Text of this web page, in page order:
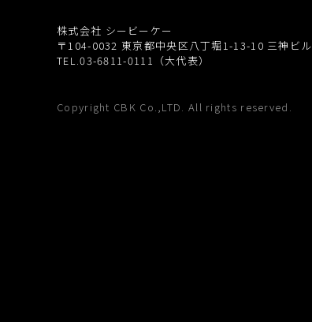
株式会社 シービーケー
〒104-0032 東京都中央区八丁堀1-13-10 三神ビル
TEL.03-6811-0111（大代表）
Copyright CBK Co.,LTD. All rights reserved.